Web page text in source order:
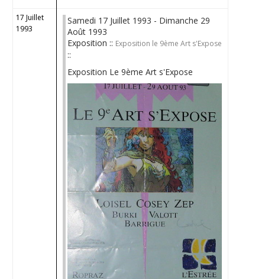
17 Juillet
1993
Samedi 17 Juillet 1993 - Dimanche 29
Août 1993
Exposition :: Exposition le 9ème Art s'Expose
::
Exposition Le 9ème Art s'Expose